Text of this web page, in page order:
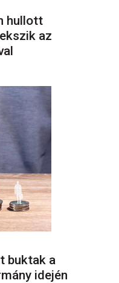
hullott
az
buktak a
idején